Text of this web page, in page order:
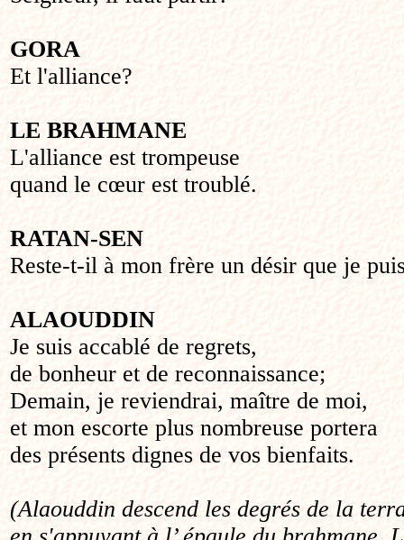
GORA
Et l'alliance?
LE BRAHMANE
L'alliance est trompeuse
quand le cœur est troublé.
RATAN-SEN
Reste-t-il à mon frère un désir que je
ALAOUDDIN
Je suis accablé de regrets,
de bonheur et de reconnaissance;
Demain, je reviendrai, maître de moi,
et mon escorte plus nombreuse portera
des présents dignes de vos bienfaits.
(Alaouddin descend les degrés de la